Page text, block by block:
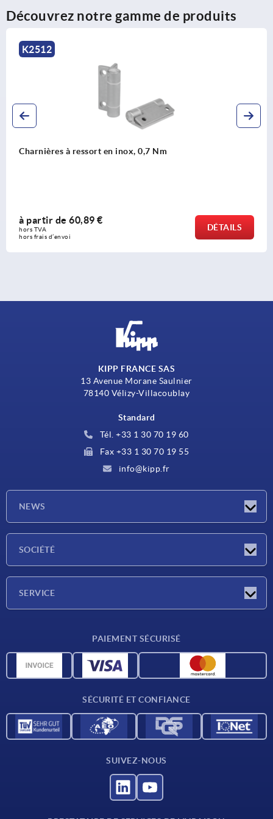
Découvrez notre gamme de produits
K2512
Charnières à ressort en inox, 0,7 Nm
à partir de 60,89 €
hors TVA
hors frais d’envoi
DÉTAILS
KIPP FRANCE SAS
13 Avenue Morane Saulnier
78140 Vélizy-Villacoublay
Standard
Tél. +33 1 30 70 19 60
Fax +33 1 30 70 19 55
info@kipp.fr
NEWS
SOCIÉTÉ
SERVICE
Données CAO
PAIEMENT SÉCURISÉ
SÉCURITÉ ET CONFIANCE
SUIVEZ-NOUS